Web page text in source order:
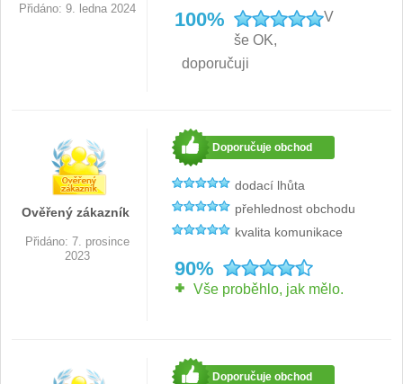
Přidáno: 9. ledna 2024 100%
V
še OK,
doporučuji
Ověřený zákazník
Přidáno: 7. prosince
2023
Doporučuje obchod
dodací lhůta
přehlednost obchodu
kvalita komunikace
90%
Vše proběhlo, jak mělo.
Doporučuje obchod